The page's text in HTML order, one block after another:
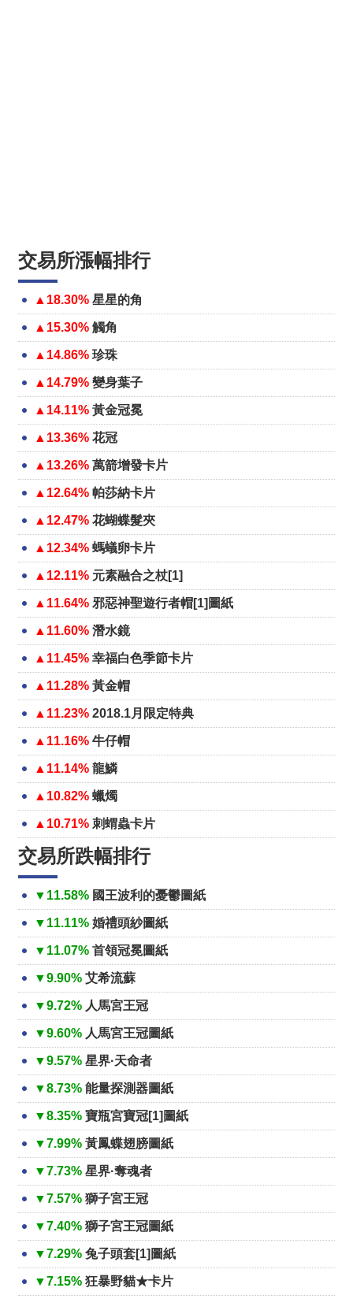
交易所漲幅排行
▲18.30% 星星的角
▲15.30% 觸角
▲14.86% 珍珠
▲14.79% 變身葉子
▲14.11% 黃金冠冕
▲13.36% 花冠
▲13.26% 萬箭增發卡片
▲12.64% 帕莎納卡片
▲12.47% 花蝴蝶髮夾
▲12.34% 螞蟻卵卡片
▲12.11% 元素融合之杖[1]
▲11.64% 邪惡神聖遊行者帽[1]圖紙
▲11.60% 潛水鏡
▲11.45% 幸福白色季節卡片
▲11.28% 黃金帽
▲11.23% 2018.1月限定特典
▲11.16% 牛仔帽
▲11.14% 龍鱗
▲10.82% 蠟燭
▲10.71% 刺蝟蟲卡片
交易所跌幅排行
▼11.58% 國王波利的憂鬱圖紙
▼11.11% 婚禮頭紗圖紙
▼11.07% 首領冠冕圖紙
▼9.90% 艾希流蘇
▼9.72% 人馬宮王冠
▼9.60% 人馬宮王冠圖紙
▼9.57% 星界·天命者
▼8.73% 能量探測器圖紙
▼8.35% 寶瓶宮寶冠[1]圖紙
▼7.99% 黃鳳蝶翅膀圖紙
▼7.73% 星界·奪魂者
▼7.57% 獅子宮王冠
▼7.40% 獅子宮王冠圖紙
▼7.29% 兔子頭套[1]圖紙
▼7.15% 狂暴野貓★卡片